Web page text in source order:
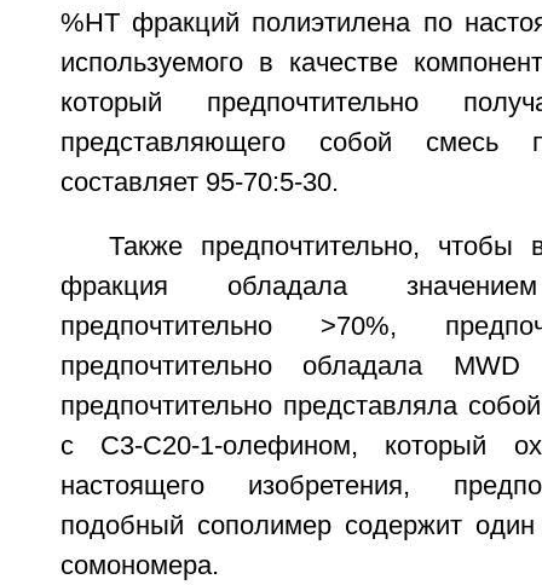
%НТ фракций полиэтилена по
используемого в качестве
который предпочтительно
представляющего собой смесь
составляет 95-70:5-30.
Также предпочтительно, чтобы
фракция обладала
предпочтительно >70%,
предпочтительно обладала
предпочтительно представляла
с С3-С20-1-олефином, который
настоящего изобретения,
подобный сополимер содержит
сомономера.